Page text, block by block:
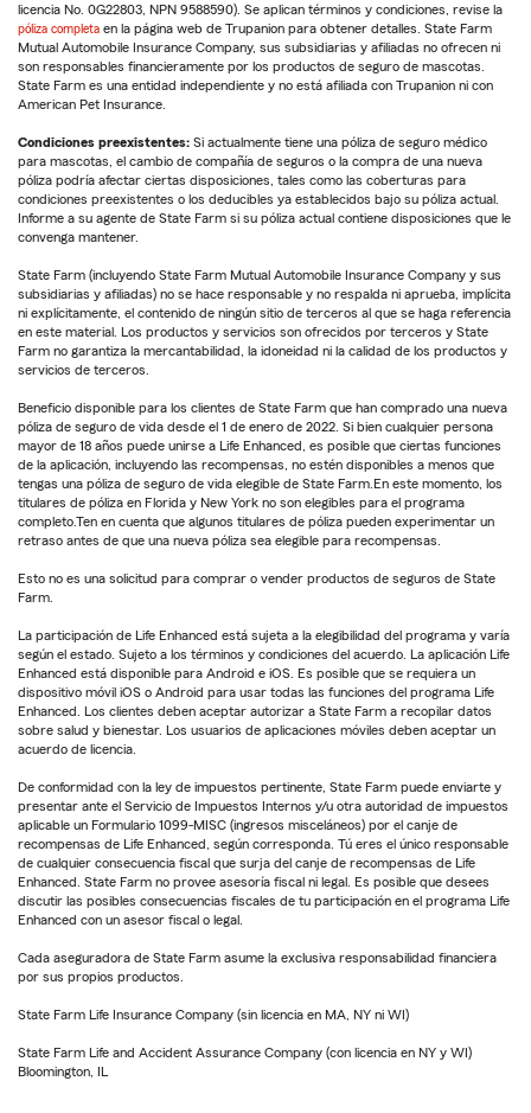
licencia No. 0G22803, NPN 9588590). Se aplican términos y condiciones, revise la
póliza completa en la página web de Trupanion para obtener detalles. State Farm
Mutual Automobile Insurance Company, sus subsidiarias y afiliadas no ofrecen ni
son responsables financieramente por los productos de seguro de mascotas.
State Farm es una entidad independiente y no está afiliada con Trupanion ni con
American Pet Insurance.
Condiciones preexistentes: Si actualmente tiene una póliza de seguro médico
para mascotas, el cambio de compañía de seguros o la compra de una nueva
póliza podría afectar ciertas disposiciones, tales como las coberturas para
condiciones preexistentes o los deducibles ya establecidos bajo su póliza actual.
Informe a su agente de State Farm si su póliza actual contiene disposiciones que le
convenga mantener.
State Farm (incluyendo State Farm Mutual Automobile Insurance Company y sus
subsidiarias y afiliadas) no se hace responsable y no respalda ni aprueba, implícita
ni explícitamente, el contenido de ningún sitio de terceros al que se haga referencia
en este material. Los productos y servicios son ofrecidos por terceros y State
Farm no garantiza la mercantabilidad, la idoneidad ni la calidad de los productos y
servicios de terceros.
Beneficio disponible para los clientes de State Farm que han comprado una nueva
póliza de seguro de vida desde el 1 de enero de 2022. Si bien cualquier persona
mayor de 18 años puede unirse a Life Enhanced, es posible que ciertas funciones
de la aplicación, incluyendo las recompensas, no estén disponibles a menos que
tengas una póliza de seguro de vida elegible de State Farm.En este momento, los
titulares de póliza en Florida y New York no son elegibles para el programa
completo.Ten en cuenta que algunos titulares de póliza pueden experimentar un
retraso antes de que una nueva póliza sea elegible para recompensas.
Esto no es una solicitud para comprar o vender productos de seguros de State
Farm.
La participación de Life Enhanced está sujeta a la elegibilidad del programa y varía
según el estado. Sujeto a los términos y condiciones del acuerdo. La aplicación Life
Enhanced está disponible para Android e iOS. Es posible que se requiera un
dispositivo móvil iOS o Android para usar todas las funciones del programa Life
Enhanced. Los clientes deben aceptar autorizar a State Farm a recopilar datos
sobre salud y bienestar. Los usuarios de aplicaciones móviles deben aceptar un
acuerdo de licencia.
De conformidad con la ley de impuestos pertinente, State Farm puede enviarte y
presentar ante el Servicio de Impuestos Internos y/u otra autoridad de impuestos
aplicable un Formulario 1099-MISC (ingresos misceláneos) por el canje de
recompensas de Life Enhanced, según corresponda. Tú eres el único responsable
de cualquier consecuencia fiscal que surja del canje de recompensas de Life
Enhanced. State Farm no provee asesoría fiscal ni legal. Es posible que desees
discutir las posibles consecuencias fiscales de tu participación en el programa Life
Enhanced con un asesor fiscal o legal.
Cada aseguradora de State Farm asume la exclusiva responsabilidad financiera
por sus propios productos.
State Farm Life Insurance Company (sin licencia en MA, NY ni WI)
State Farm Life and Accident Assurance Company (con licencia en NY y WI)
Bloomington, IL